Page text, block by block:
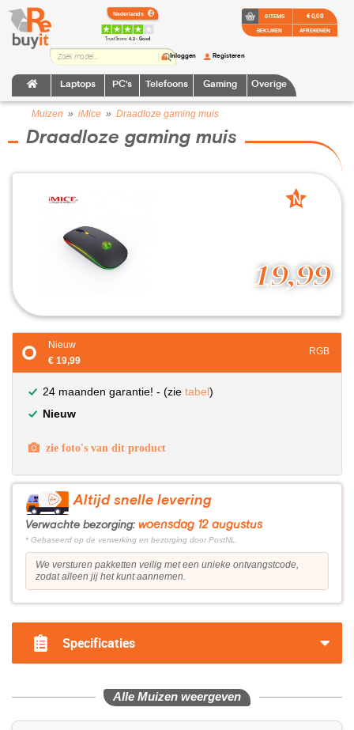
TrustScore:4.2 • Goed
Laptops PC's Telefoons Gaming Overige
Inloggen Registeren
0 ITEMS
BEKIJKEN
€ 0,00
AFREKENEN
Muizen » iMice » Draadloze gaming muis
Draadloze gaming muis
19,99
N
Nieuw
€ 19,99
RGB
24 maanden garantie! - (zie tabel)
Nieuw
zie foto's van dit product
Altijd snelle levering
Verwachte bezorging: woensdag 12 augustus
* Gebaseerd op de verwerking en bezorging door PostNL.
We versturen pakketten veilig met een unieke ontvangstcode,
zodat alleen jij het kunt aannemen.
Specificaties
Alle Muizen weergeven